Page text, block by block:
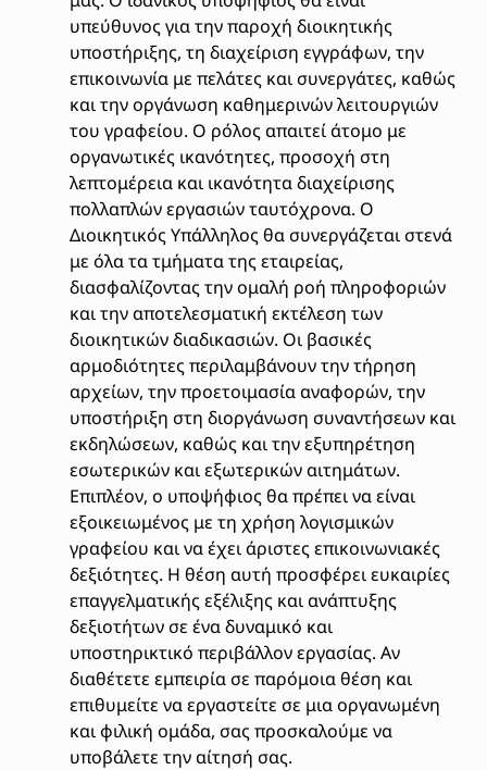
υπεύθυνος για την παροχή διοικητικής
υποστήριξης, τη διαχείριση εγγράφων, την
επικοινωνία με πελάτες και συνεργάτες, καθώς
και την οργάνωση καθημερινών λειτουργιών
του γραφείου. Ο ρόλος απαιτεί άτομο με
οργανωτικές ικανότητες, προσοχή στη
λεπτομέρεια και ικανότητα διαχείρισης
πολλαπλών εργασιών ταυτόχρονα. Ο
Διοικητικός Υπάλληλος θα συνεργάζεται στενά
με όλα τα τμήματα της εταιρείας,
διασφαλίζοντας την ομαλή ροή πληροφοριών
και την αποτελεσματική εκτέλεση των
διοικητικών διαδικασιών. Οι βασικές
αρμοδιότητες περιλαμβάνουν την τήρηση
αρχείων, την προετοιμασία αναφορών, την
υποστήριξη στη διοργάνωση συναντήσεων και
εκδηλώσεων, καθώς και την εξυπηρέτηση
εσωτερικών και εξωτερικών αιτημάτων.
Επιπλέον, ο υποψήφιος θα πρέπει να είναι
εξοικειωμένος με τη χρήση λογισμικών
γραφείου και να έχει άριστες επικοινωνιακές
δεξιότητες. Η θέση αυτή προσφέρει ευκαιρίες
επαγγελματικής εξέλιξης και ανάπτυξης
δεξιοτήτων σε ένα δυναμικό και
υποστηρικτικό περιβάλλον εργασίας. Αν
διαθέτετε εμπειρία σε παρόμοια θέση και
επιθυμείτε να εργαστείτε σε μια οργανωμένη
και φιλική ομάδα, σας προσκαλούμε να
υποβάλετε την αίτησή σας.